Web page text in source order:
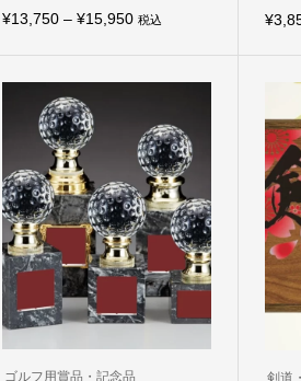
¥13,750 – ¥15,950価
¥15,950
税込
の
品
の
バ
リ
エ
ー
シ
ョ
ン
が
あ
り
ま
¥
の
は
複
数
の
バ
リ
エ
ー
シ
ョ
ン
が
ま
ゴルフ用賞品・記念品